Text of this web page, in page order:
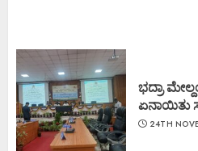
ಭದ್ರಾ
ಏನಾಯಿತು
24TH